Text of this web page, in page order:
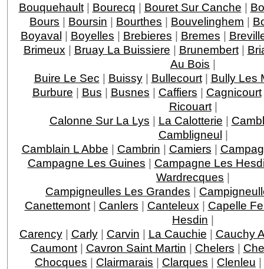
Bouquehault| Bourecq | Bouret Sur Canche |
Bours | Boursin | Bourthes | Bouvelinghem |
Boyaval | Boyelles | Brebieres | Bremes |
Brimeux | Bruay La Buissiere | Brunembert|
Au Bois |
Buire Le Sec | Buissy| Bullecourt| Bully Les
Burbure | Bus | Busnes | Caffiers | Cagnicourt
Ricouart|
Calonne Sur La Lys | La Calotterie |
Cambligneul |
Camblain L Abbe | Cambrin | Camiers |
Campagne Les Guines | Campagne Les
Wardrecques |
Campigneulles Les Grandes |
Canettemont| Canlers | Canteleux | Capelle
Hesdin |
Carency| Carly| Carvin | La Cauchie | Cauchy
Caumont| Cavron Saint Martin | Chelers |
Chocques | Clairmarais | Clarques | Clenleu |